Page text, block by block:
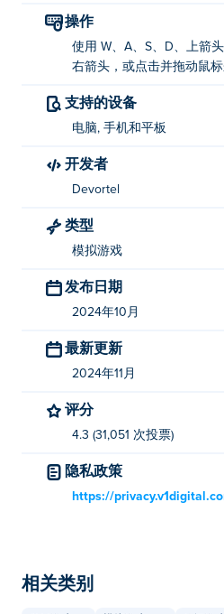
使用 WASD、箭头键或单击并
谁创建了 Vortelli's Cafe？
Vortelli's Cafe 由 Devortel 开发
Vortelli's Pizza和Vortelli's
我如何才能免费玩
我可以在移动设备和桌面
您可以在计算机和手机、平板
操作
使用 W、A、S、D、上箭
右箭头，或点击并拖动鼠标
支持的设备
电脑, 手机和平板
开发者
Devortel
类型
模拟游戏
发布日期
2024年10月
最新更新
2024年11月
评分
4.3 (31,051 次投票)
隐私政策
https://
相关类别